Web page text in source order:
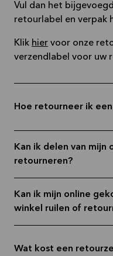
Vul dan het
retourlabel en verpak
Klik hier voor onze
verzendlabel voor uw
Hoe retourneer ik
Kan ik delen van mijn
retourneren?
Kan ik mijn online
winkel ruilen of
Wat kost een